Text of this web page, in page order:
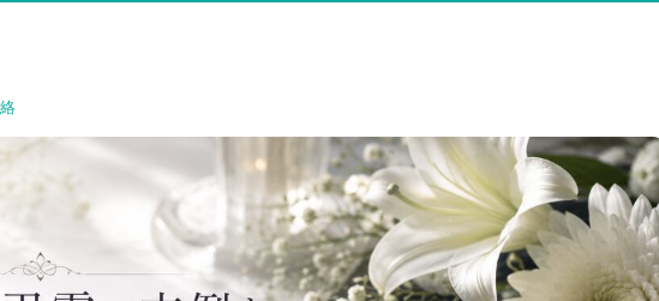
ゃんに贈る際の完全ガイド｜葬儀で想いが伝わる書き方と心を込めるコ
ツ